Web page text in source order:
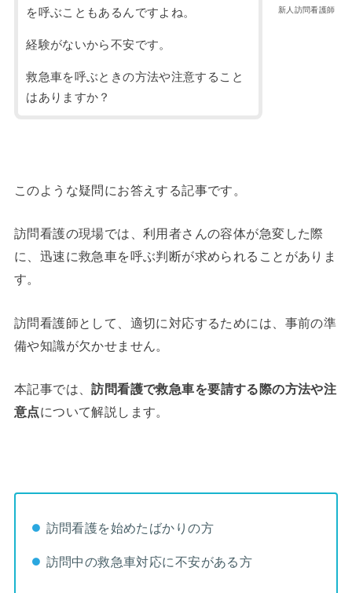
新人訪問看護師
を呼ぶこともあるんですよね。
経験がないから不安です。
救急車を呼ぶときの方法や注意すること
はありますか？
このような疑問にお答えする記事です。
訪問看護の現場では、利用者さんの容体が急変した際
に、迅速に救急車を呼ぶ判断が求められることがありま
す。
訪問看護師として、適切に対応するためには、事前の準
備や知識が欠かせません。
本記事では、訪問看護で救急車を要請する際の方法や注
意点について解説します。
訪問看護を始めたばかりの方
訪問中の救急車対応に不安がある方